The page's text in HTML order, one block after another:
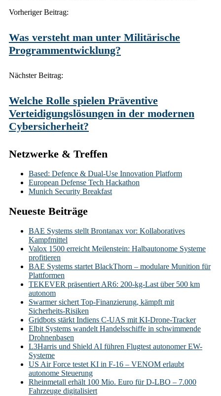
Post
Vorheriger Beitrag:
Was versteht man unter Militärische
Programmentwicklung?
Nächster Beitrag:
Welche Rolle spielen Präventive
Verteidigungslösungen in der modernen
Cybersicherheit?
Netzwerke & Treffen
Based: Defence & Dual-Use Innovation Platform
European Defense Tech Hackathon
Munich Security Breakfast
Neueste Beiträge
BAE Systems stellt Brontanax vor: Kollaboratives
Kampfmittel
Valox 1500 erreicht Meilenstein: Halbautonome Systeme
profitieren
BAE Systems startet BlackThorn – modulare Munition für
Plattformen
TEKEVER präsentiert AR6: 200-kg-Last über 500 km
autonom
Swarmer sichert Top-Finanzierung, kämpft mit
Sicherheits-Risiken
Gridbots stärkt Indiens C-UAS mit KI-Drone-Tracker
Elbit Systems wandelt Handelsschiffe in schwimmende
Drohnenbasen
L3Harris und Shield AI führen Flugtest autonomer EW-
Systeme
US Air Force testet KI in F-16 – VENOM erlaubt
autonome Steuerung
Rheinmetall erhält 100 Mio. Euro für D-LBO – 7.000
Fahrzeuge digitalisiert